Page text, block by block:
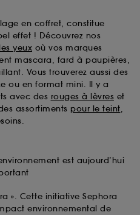
en coffret, constitue
effet ! Découvrez nos
yeux où vos marques
mascara, fard à paupières,
Vous trouverez aussi des
ou en format mini. Il y a
avec des rouges à lèvres et
assortiments pour le teint,
est aujourd’hui
». Cette initiative Sephora
environnemental de